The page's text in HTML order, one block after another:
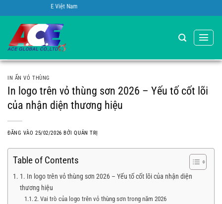
qua
dung
A.C.E Việt Nam
IN ẤN VỎ THÙNG
In logo trên vỏ thùng sơn 2026 – Yếu tố cốt lõi
của nhận diện thương hiệu
ĐĂNG VÀO25/02/2026 BỞIQUẢN TRỊ
Table of Contents
1. In logo trên vỏ thùng sơn 2026 – Yếu tố cốt lõi của nhận diện
thương hiệu
2. Vai trò của logo trên vỏ thùng sơn trong năm 2026